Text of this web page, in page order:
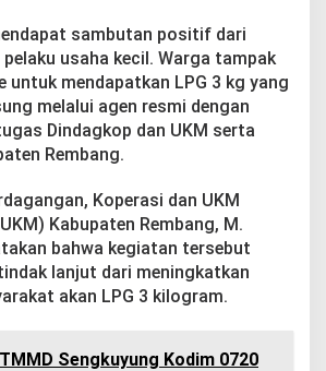
P
r
t
a
m
i
n
G
e
l
r
O
r
sambutan positif dari
usaha kecil. Warga tampak
untuk mendapatkan LPG 3 kg yang
melalui agen resmi dengan
Dindagkop dan UKM serta
Rembang.
Koperasi dan UKM
Kabupaten Rembang, M.
bahwa kegiatan tersebut
lanjut dari meningkatkan
akan LPG 3 kilogram.
TMMD Sengkuyung Kodim 0720